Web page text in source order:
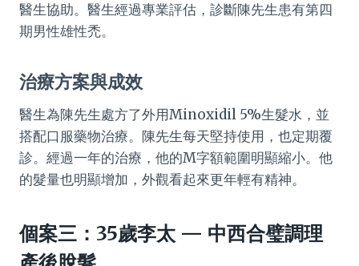
醫生協助。醫生經過專業評估，診斷陳先生患有第四
期男性雄性禿。
治療方案與成效
醫生為陳先生處方了外用Minoxidil 5%生髮水，並
搭配口服藥物治療。陳先生每天堅持使用，也定期覆
診。經過一年的治療，他的M字額範圍明顯縮小。他
的髮量也明顯增加，外觀看起來更年輕有精神。
個案三：35歲李太 — 中西合璧調理